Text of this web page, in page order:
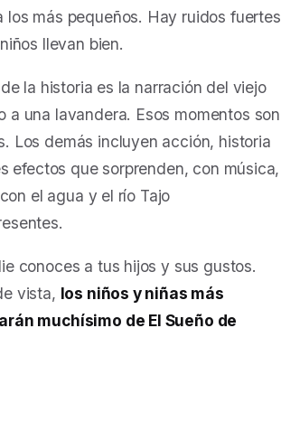
los más pequeños. Hay ruidos fuertes
llevan bien.
la historia es la narración del viejo
a una lavandera. Esos momentos son
Los demás incluyen acción, historia
efectos que sorprenden, con música,
el agua y el río Tajo
conoces a tus hijos y sus gustos.
vista, los niños y niñas más
muchísimo de El Sueño de